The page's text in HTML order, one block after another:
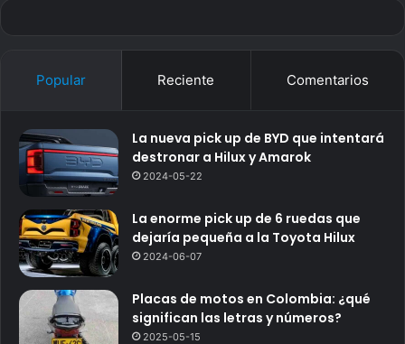
Popular Reciente Comentarios
La nueva pick up de BYD que intentará
destronar a Hilux y Amarok
2024-05-22
La enorme pick up de 6 ruedas que
dejaría pequeña a la Toyota Hilux
2024-06-07
Placas de motos en Colombia: ¿qué
significan las letras y números?
2025-05-15